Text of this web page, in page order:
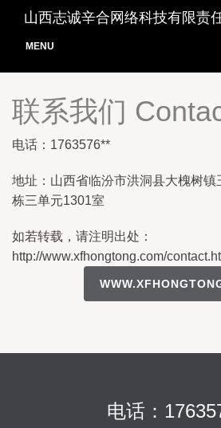
山西志诚辛合网络科技有限责
MENU
联系我们
电话：1763576**
地址：山西省临汾市洪洞县大槐树镇
栋三单元1301室
如若转载，请注明出处：
http://www.xfhongtong.com/
电话：